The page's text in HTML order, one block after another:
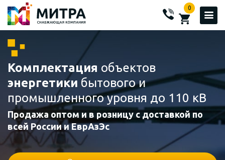
0
Комплектация объектов
энергетики бытового и
промышленного уровня до 110 кВ
Продажа оптом и в розницу с доставкой по
всей России и ЕврАзЭс